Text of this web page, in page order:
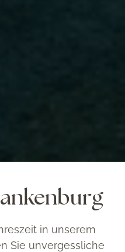
in unserem
Sie unvergessliche